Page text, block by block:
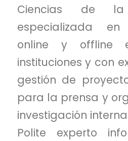
Ciencias de la
especializada en
online y offline
instituciones y con
gestión de
para la prensa y
investigación
Polite experto